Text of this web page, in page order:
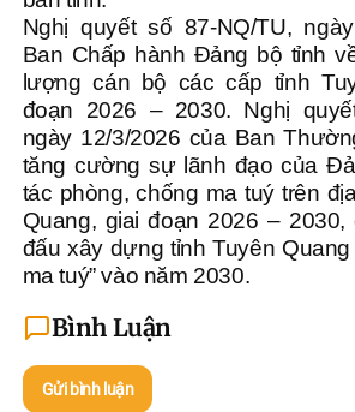
Nghị quyết số 87-NQ/TU,
Ban Chấp hành Đảng bộ tỉnh
lượng cán bộ các cấp tỉnh
đoạn 2026 – 2030. Nghị
ngày 12/3/2026 của Ban
tăng cường sự lãnh đạo của
tác phòng, chống ma tuý trên
Quang, giai đoạn 2026 – 2030,
đấu xây dựng tỉnh Tuyên Quang
ma tuý” vào năm 2030.
Bình Luận
Gửi bình luận